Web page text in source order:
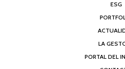
ESG
LA
PORTAL DEL